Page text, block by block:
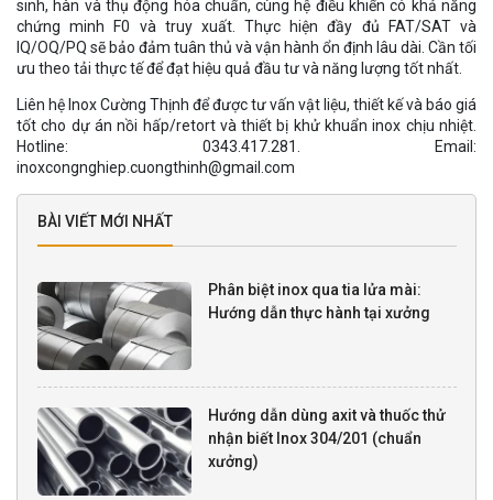
sinh, hàn và thụ động hóa chuẩn, cùng hệ điều khiển có khả năng
chứng minh F0 và truy xuất. Thực hiện đầy đủ FAT/SAT và
IQ/OQ/PQ sẽ bảo đảm tuân thủ và vận hành ổn định lâu dài. Cần tối
ưu theo tải thực tế để đạt hiệu quả đầu tư và năng lượng tốt nhất.
Liên hệ Inox Cường Thịnh để được tư vấn vật liệu, thiết kế và báo giá
tốt cho dự án nồi hấp/retort và thiết bị khử khuẩn inox chịu nhiệt.
Hotline: 0343.417.281. Email:
inoxcongnghiep.cuongthinh@gmail.com
BÀI VIẾT MỚI NHẤT
Phân biệt inox qua tia lửa mài:
Hướng dẫn thực hành tại xưởng
Hướng dẫn dùng axit và thuốc thử
nhận biết Inox 304/201 (chuẩn
xưởng)